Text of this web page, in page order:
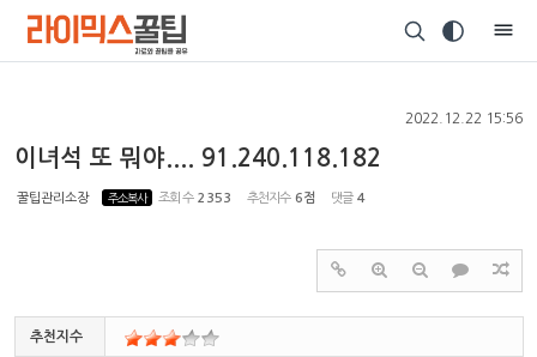
2022.12.22 15:56
이녀석 또 뭐야.... 91.240.118.182
꿀팁관리소장 주소복사 조회 수 2353 추천지수 6점 댓글 4
추천지수
Sketchbook5, 스케치북5
Sketchbook5, 스케치북5